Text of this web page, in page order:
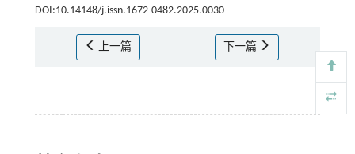
DOI:10.14148/j.issn.1672-0482.2025.0030
上一篇 下一篇